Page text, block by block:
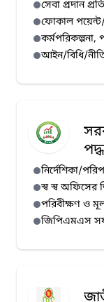
সেবা প্রদান
ফোকাল পয়েন্ট/
কর্মপরিকল্পনা,
আইন/বিধি/
নির্দেশিকা/
স্ব স্ব
পরিবীক্ষণ ও
জিপিএমএস